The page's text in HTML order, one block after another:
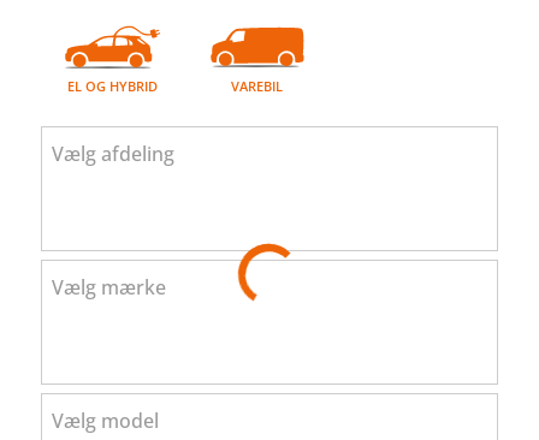
EL OG HYBRID VAREBIL
Vælg afdeling
Vælg mærke
Vælg model